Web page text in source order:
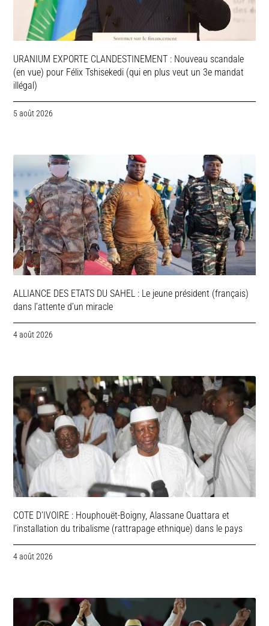
URANIUM EXPORTE CLANDESTINEMENT : Nouveau scandale
(en vue) pour Félix Tshisekedi (qui en plus veut un 3e mandat
illégal)
5 août 2026
ALLIANCE DES ETATS DU SAHEL : Le jeune président (français)
dans l’attente d’un miracle
4 août 2026
COTE D’IVOIRE : Houphouët-Boigny, Alassane Ouattara et
l’installation du tribalisme (rattrapage ethnique) dans le pays
4 août 2026